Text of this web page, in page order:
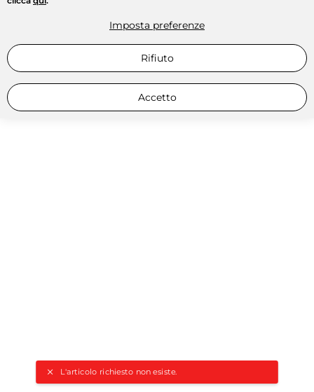
L'articolo richiesto non esiste.
Imposta preferenze
Rifiuto
Accetto